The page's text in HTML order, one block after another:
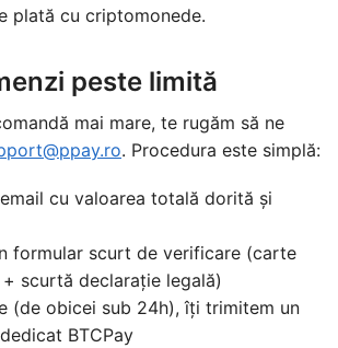
plată cu criptomonede.
peste limită
mai mare, te rugăm să ne
. Procedura este simplă:
cu valoarea totală dorită și
formular scurt de verificare (carte
scurtă declarație legală)
(de obicei sub 24h), îți trimitem un
BTCPay